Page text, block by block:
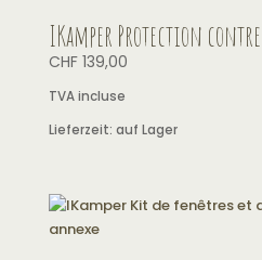
IKamper Protection contre
CHF139,00
TVA incluse
Lieferzeit: auf Lager